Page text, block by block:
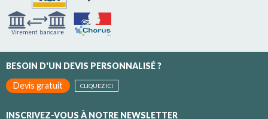
BESOIN D'UN DEVIS PERSONNALISÉ ?
Devis gratuit
CLIQUEZ ICI
INSCRIVEZ-VOUS À NOTRE NEWSLETTER